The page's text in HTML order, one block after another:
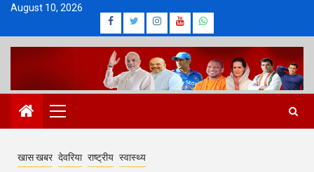
Skip
content
August 10, 2026
Facebook
Twitter
Instagram
Youtube
Whatsapp
Primary
Menu
खास खबर देवरिया राष्ट्रीय स्वास्थ्य